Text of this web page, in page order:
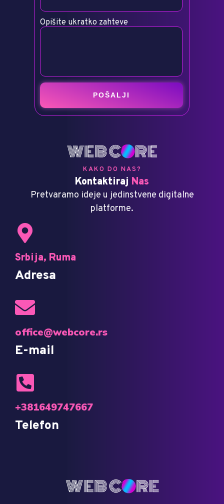
Opišite ukratko zahteve
KAKO DO NAS?
Kontaktiraj Nas
Pretvaramo ideje u jedinstvene digitalne
platforme.
Srbija, Ruma
Adresa
office@webcore.rs
E-mail
+381649747667
Telefon